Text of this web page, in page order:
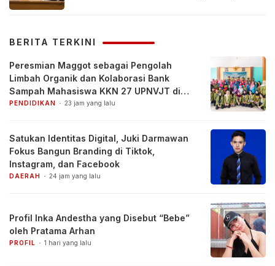
BERITA TERKINI
Peresmian Maggot sebagai Pengolah
Limbah Organik dan Kolaborasi Bank
Sampah Mahasiswa KKN 27 UPNVJT di
Desa Pacul, Bojonegoro
PENDIDIKAN 23 jam yang lalu
Satukan Identitas Digital, Juki Darmawan
Fokus Bangun Branding di Tiktok,
Instagram, dan Facebook
DAERAH 24 jam yang lalu
Profil Inka Andestha yang Disebut “Bebe”
oleh Pratama Arhan
PROFIL 1 hari yang lalu